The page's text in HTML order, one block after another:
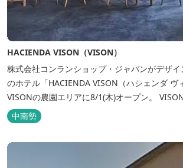
HACIENDA VISON（VISON）
株式会社コンランショップ・ジャパンがデザ
のホテル「HACIENDA VISON（ハシェンダ ヴ
VISONの農園エリアに8/1(木)オープン。 VISONでも最も緑豊かな
農園エリアに建つHACIENDA VISON。 ホテル名
の“HACIENDA”は、スペイン語で荘園の主の館
中南勢